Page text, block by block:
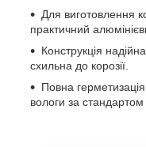
Для виготовлення
практичний
Конструкція
схильна до корозії.
Повна
вологи за стандартом